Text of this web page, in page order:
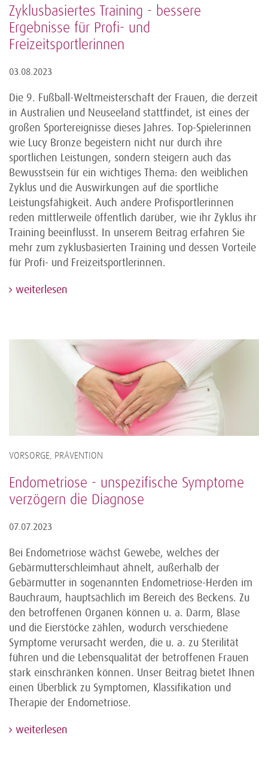
Zyklusbasiertes Training - bessere
Ergebnisse für Profi- und
Freizeitsportlerinnen
03.08.2023
Die 9. Fußball-Weltmeisterschaft der Frauen, die derzeit
in Australien und Neuseeland stattfindet, ist eines der
großen Sportereignisse dieses Jahres. Top-Spielerinnen
wie Lucy Bronze begeistern nicht nur durch ihre
sportlichen Leistungen, sondern steigern auch das
Bewusstsein für ein wichtiges Thema: den weiblichen
Zyklus und die Auswirkungen auf die sportliche
Leistungsfähigkeit. Auch andere Profisportlerinnen
reden mittlerweile öffentlich darüber, wie ihr Zyklus ihr
Training beeinflusst. In unserem Beitrag erfahren Sie
mehr zum zyklusbasierten Training und dessen Vorteile
für Profi- und Freizeitsportlerinnen.
weiterlesen
VORSORGE, PRÄVENTION
Endometriose - unspezifische Symptome
verzögern die Diagnose
07.07.2023
Bei Endometriose wächst Gewebe, welches der
Gebärmutterschleimhaut ähnelt, außerhalb der
Gebärmutter in sogenannten Endometriose-Herden im
Bauchraum, hauptsächlich im Bereich des Beckens. Zu
den betroffenen Organen können u. a. Darm, Blase
und die Eierstöcke zählen, wodurch verschiedene
Symptome verursacht werden, die u. a. zu Sterilität
führen und die Lebensqualität der betroffenen Frauen
stark einschränken können. Unser Beitrag bietet Ihnen
einen Überblick zu Symptomen, Klassifikation und
Therapie der Endometriose.
weiterlesen